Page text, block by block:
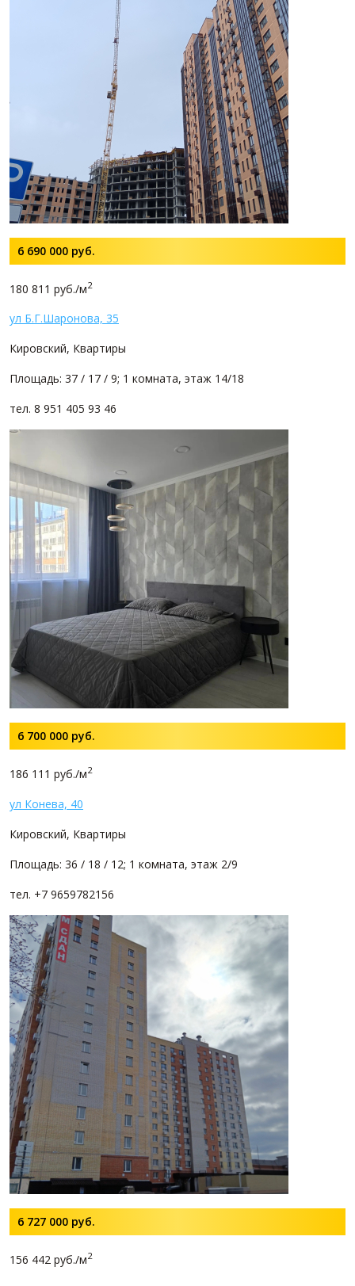
6 690 000 руб.
180 811 руб./м2
ул Б.Г.Шаронова, 35
Кировский, Квартиры
Площадь: 37 / 17 / 9; 1 комната, этаж 14/18
тел. 8 951 405 93 46
6 700 000 руб.
186 111 руб./м2
ул Конева, 40
Кировский, Квартиры
Площадь: 36 / 18 / 12; 1 комната, этаж 2/9
тел. +7 9659782156
6 727 000 руб.
156 442 руб./м2